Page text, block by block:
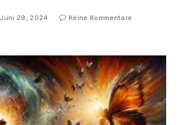
Juni 29, 2024
Keine Kommentare